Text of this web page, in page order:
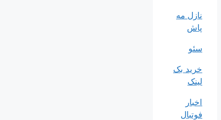
نازل مه
پاش
سئو
خرید بک
لینک
اخبار
فوتبال